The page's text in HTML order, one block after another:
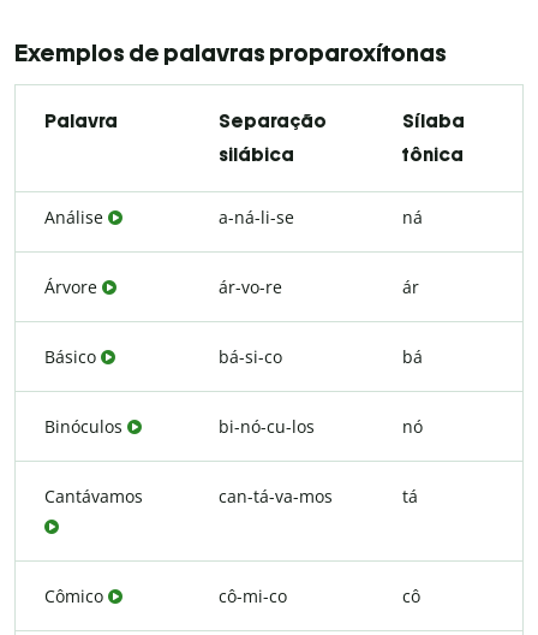
Exemplos de palavras proparoxítonas
Palavra
Separação
silábica
Sílaba
tônica
Análise a-ná-li-se ná
Árvore ár-vo-re ár
Básico bá-si-co bá
Binóculos bi-nó-cu-los nó
Cantávamos can-tá-va-mos tá
Cômico cô-mi-co cô